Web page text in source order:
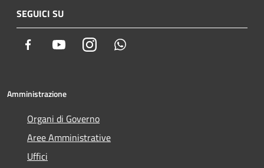
SEGUICI SU
Facebook YoutubeInstagram
Amministrazione
Organi di Governo
Aree Amministrative
Uffici